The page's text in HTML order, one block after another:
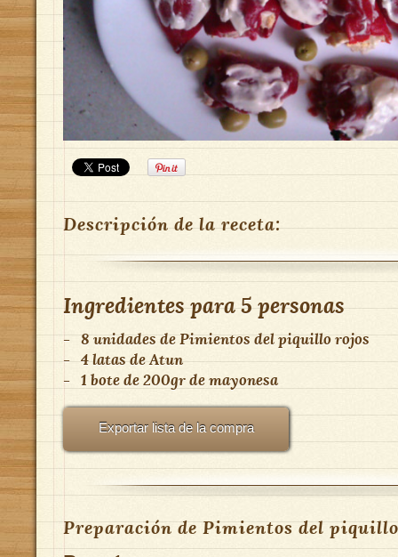
Descripción de la receta:
Ingredientes para5 personas
- 8 unidadesdePimientos del piquillo rojos
- 4 latasdeAtun
- 1 bote de 200grdemayonesa
Exportar lista de la compra
Preparación de Pimientos del